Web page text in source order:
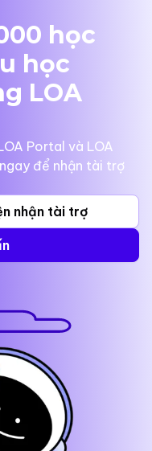
học
học
LOA
Portal và LOA
để nhận tài trợ
nhận tài trợ